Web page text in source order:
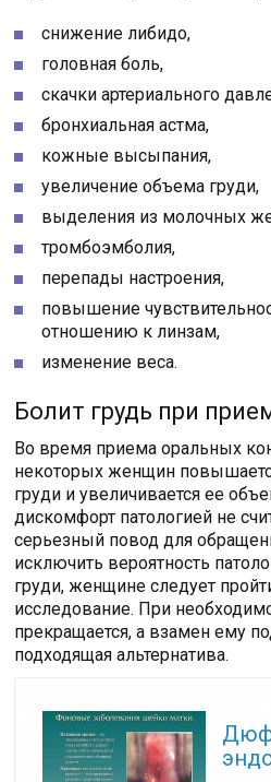
снижение либидо,
головная боль,
скачки артериального
бронхиальная астма,
кожные высыпания,
увеличение объема груди,
выделения из молочных
тромбоэмболия,
перепады настроения,
повышение
отношению к линзам,
изменение веса.
Болит грудь при
Во время приема оральных
некоторых женщин
груди и увеличивается ее
дискомфорт патологией не
серьезный повод для
исключить вероятность
груди, женщине следует
исследование. При
прекращается, а взамен ему
подходящая альтернатива.